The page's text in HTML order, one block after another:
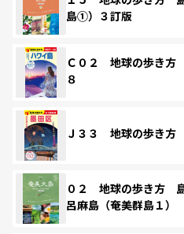
島①）３訂版
Ｃ０２ 地球の歩き方
８
Ｊ３３ 地球の歩き方
０２ 地球の歩き方
呂麻島（奄美群島１